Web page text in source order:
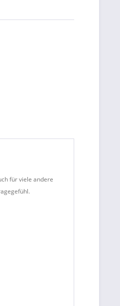
für viele andere